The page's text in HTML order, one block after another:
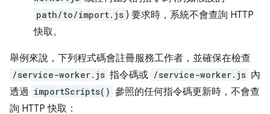
path/to/import.js ) 要求時，系統不會查詢 HTTP
快取。
舉例來說，下列程式碼會註冊服務工作者，並確保在檢查
/service-worker.js 指令碼或 /service-worker.js 內
透過 importScripts() 參照的任何指令碼更新時，不會查
詢 HTTP 快取：